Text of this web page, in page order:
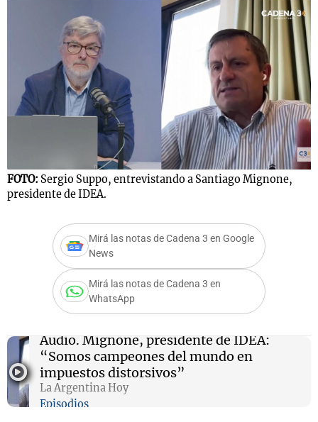
FOTO: Sergio Suppo, entrevistando a Santiago Mignone,
presidente de IDEA.
Mirá las notas de Cadena 3 en Google
News
Mirá las notas de Cadena 3 en
WhatsApp
Audio. Mignone, presidente de IDEA:
“Somos campeones del mundo en
impuestos distorsivos”
La Argentina Hoy
Episodios
Notas
Mundial 2026
Notas
La Sole en
Cadena 3